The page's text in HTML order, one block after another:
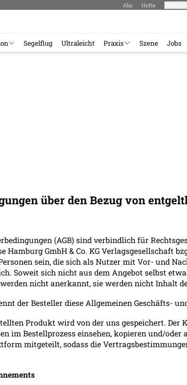
Abo Hefte
Segelflug Ultraleicht Praxis Szene Jobs
über den Bezug von
(AGB) sind verbindlich für
Hamburg GmbH & Co. KG Verlagsgesellschaft
sein, die sich als Nutzer mit Vor- und
Soweit sich nicht aus dem Angebot selbst
nicht anerkannt, sie werden nicht Inhalt
der Besteller diese Allgemeinen Geschäfts-
Produkt wird von der uns gespeichert. Der
im Bestellprozess einsehen, kopieren und/
mitgeteilt, sodass die